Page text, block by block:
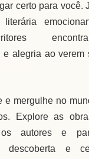
certo para você.
literária
e alegria ao verem
e mergulhe no
Explore as
autores e
descoberta e